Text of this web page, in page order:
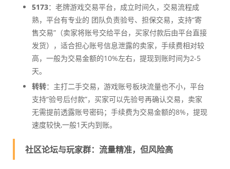
5173：老牌游戏交易平台，成立时间久，交易流程成
熟，平台有专业的 团队负责验号、担保交易，支持“寄
售交易”（卖家将账号交给平台，买家付款后由平台直接
发货），适合担心账号信息泄露的卖家，手续费相对较
高，一般为交易金额的10%左右，提现到账时间为2-5
天。
转转：主打二手交易，游戏账号板块流量也不小，平台
支持“验号后付款”，买家可以先验号再确认交易，卖家
无需提前透露账号密码；手续费为交易金额的8%，提现
速度较快,一般1天内到账。
社区论坛与玩家群：流量精准，但风险高